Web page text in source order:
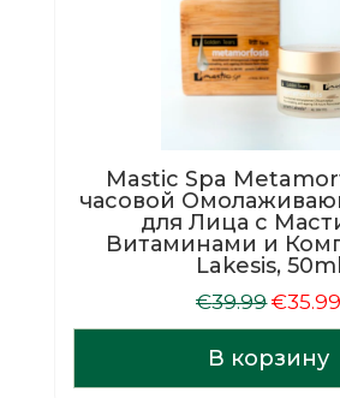
Mastic Spa
часовой
для Лица с
Витаминами и
Lakesis, 50ml
€39.99
цена
€35.99
В корзину